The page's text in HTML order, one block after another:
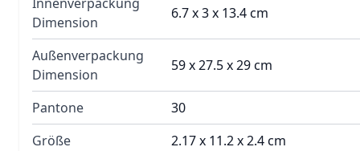
Dimension
6.7 x 3 x 13.4 cm
Außenverpackung
Dimension
59 x 27.5 x 29 cm
Pantone
30
Größe
2.17 x 11.2 x 2.4 cm